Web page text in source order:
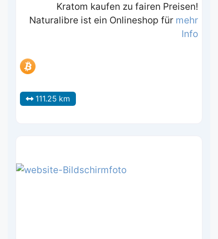
Kratom kaufen zu fairen Preisen!
Naturalibre ist ein Onlineshop für mehr
Info
111.25 km